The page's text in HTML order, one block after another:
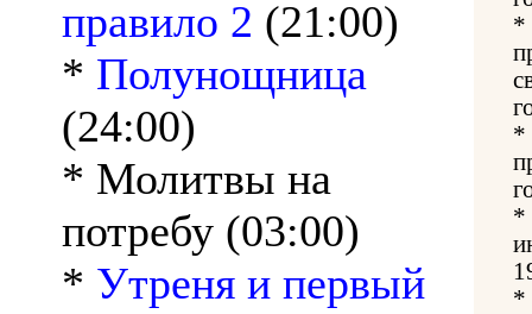
правило 2 (21:00)
* Полунощница
(24:00)
* Молитвы на
потребу (03:00)
* Утреня и первый
*
*
*
*